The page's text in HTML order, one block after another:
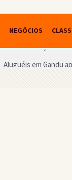
NEGÓCIOS
Aluguéis em Gandu
Gandu recebe
Gandu lidera